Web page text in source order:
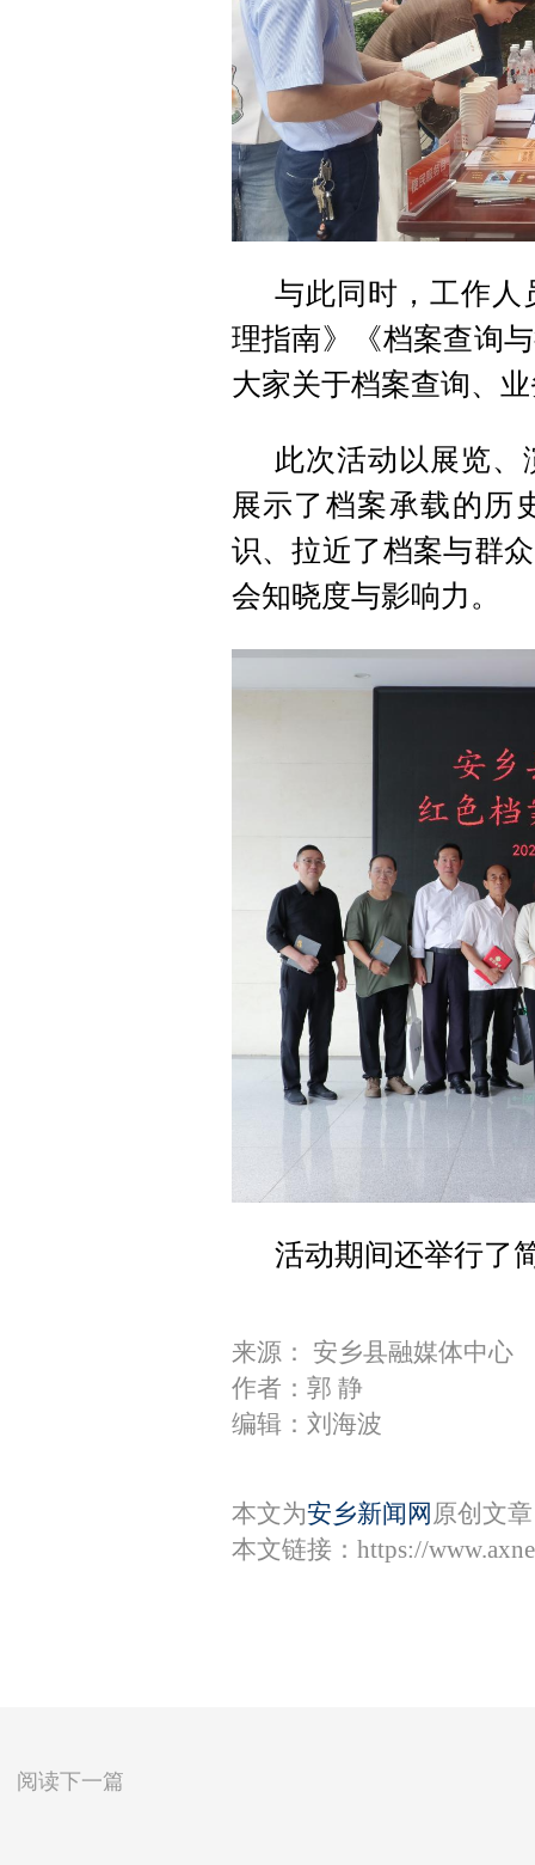
与此同时，工作人
理指南》《档案查询
大家关于档案查询、
此次活动以展览
展示了档案承载的历
识、拉近了档案与群
会知晓度与影响力。
活动期间还举行了
来源： 安乡县融媒体中心
作者：郭 静
编辑：刘海波
本文为安乡新闻网 原创文
本文链接： https://
阅读下一篇